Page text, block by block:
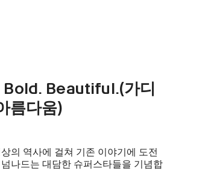
Beautiful.(가디
름다움)
의 역사에 걸쳐 기존 이야기에 도전
나드는 대담한 슈퍼스타들을 기념합